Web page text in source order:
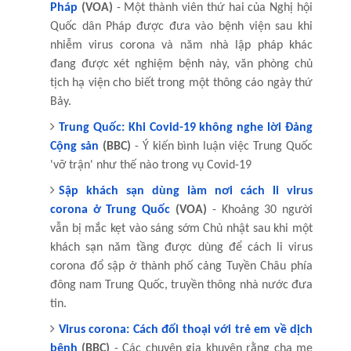
Pháp (VOA) - Một thành viên thứ hai của Nghị hội
Quốc dân Pháp được đưa vào bệnh viện sau khi
nhiễm virus corona và năm nhà lập pháp khác
đang được xét nghiệm bệnh này, văn phòng chủ
tịch hạ viện cho biết trong một thông cáo ngày thứ
Bảy.
Trung Quốc: Khi Covid-19 không nghe lời Đảng
Cộng sản (BBC) - Ý kiến bình luận việc Trung Quốc
'vỡ trận' như thế nào trong vụ Covid-19
Sập khách sạn dùng làm nơi cách li virus
corona ở Trung Quốc (VOA) - Khoảng 30 người
vẫn bị mắc kẹt vào sáng sớm Chủ nhật sau khi một
khách sạn năm tầng được dùng để cách li virus
corona đổ sập ở thành phố cảng Tuyền Châu phía
đông nam Trung Quốc, truyền thông nhà nước đưa
tin.
Virus corona: Cách đối thoại với trẻ em về dịch
bệnh (BBC) - Các chuyên gia khuyên rằng cha mẹ